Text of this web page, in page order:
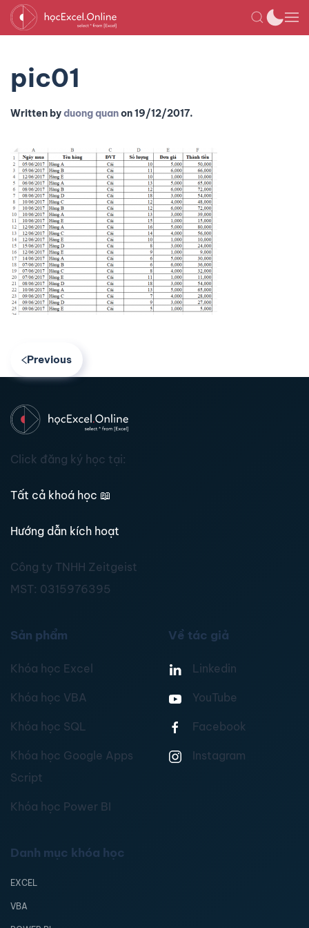
pic01
Written byduong quanon19/12/2017.
Previous
Click đăng ký học tại:
Tất cả khoá học 📖
Hướng dẫn kích hoạt
Công ty TNHH Zeitgeist
MST: 0315976395
Sản phẩm
Khóa học Excel
Khóa học VBA
Khóa học SQL
Khóa học Google Apps
Script
Khóa học Power BI
Về tác giả
Linkedin
YouTube
Facebook
Instagram
Danh mục khóa học
EXCEL
VBA